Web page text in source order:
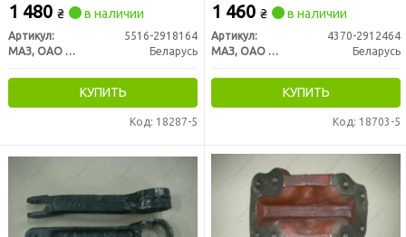
1 480 ₴ в наличии
Артикул:
5516-2918164
МАЗ, ОАО «Минский автомобильный завод»
Беларусь
КУПИТЬ
Код: 18287-5
1 460 ₴ в наличии
Артикул:
4370-2912464
МАЗ, ОАО «Минский автомобильный завод»
Беларусь
КУПИТЬ
Код: 18703-5